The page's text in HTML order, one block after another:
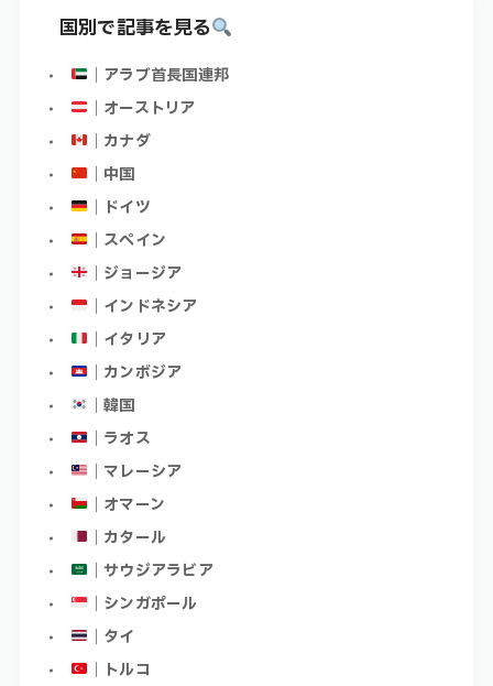
国別で記事を見る
｜アラブ首長国連邦
｜オーストリア
｜カナダ
｜中国
｜ドイツ
｜スペイン
｜ジョージア
｜インドネシア
｜イタリア
｜カンボジア
｜韓国
｜ラオス
｜マレーシア
｜オマーン
｜カタール
｜サウジアラビア
｜シンガポール
｜タイ
｜トルコ